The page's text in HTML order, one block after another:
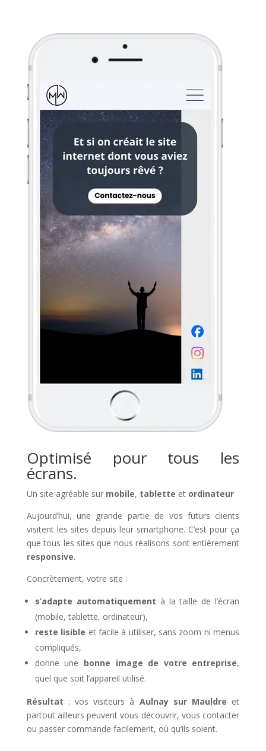
Optimisé pour tous les
écrans.
Un site agréable sur mobile, tablette et ordinateur
Aujourd’hui, une grande partie de vos futurs clients
visitent les sites depuis leur smartphone. C’est pour ça
que tous les sites que nous réalisons sont entièrement
responsive.
Concrètement, votre site :
s’adapte automatiquement à la taille de l’écran
(mobile, tablette, ordinateur),
reste lisible et facile à utiliser, sans zoom ni menus
compliqués,
donne une bonne image de votre entreprise,
quel que soit l’appareil utilisé.
Résultat : vos visiteurs à Aulnay sur Mauldre et
partout ailleurs peuvent vous découvrir, vous contacter
ou passer commande facilement, où qu’ils soient.